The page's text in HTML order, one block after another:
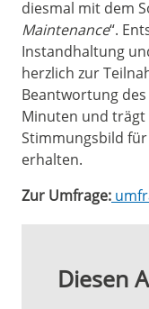
diesmal mit dem
Maintenance“.
Instandhaltung
herzlich zur
Beantwortung
Minuten und trägt
Stimmungsbild
erhalten.
Zur Umfrage:
Diesen